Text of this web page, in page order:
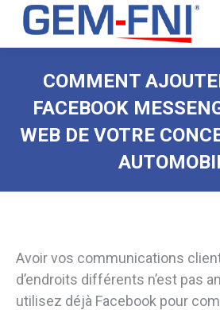
COMMENT
FACEBOOK
WEB DE VOTRE
Avoir vos communications
d’endroits différents n’est pas
utilisez déjà Facebook pour